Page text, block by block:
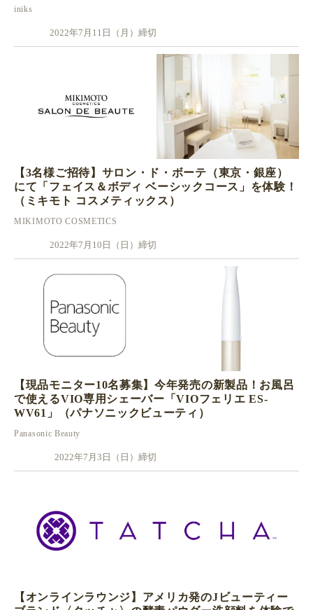
iniks
2022年7月11日（月）締切
【3名様ご招待】サロン・ド・ボーテ（東京・銀座）
にて「フェイス＆ボディ ベーシックコース」を体験！
（ミキモト コスメティックス）
MIKIMOTO COSMETICS
2022年7月10日（日）締切
【現品モニター10名募集】今年発売の新製品！お風呂
で使えるVIO専用シェーバー「VIOフェリエ ES-
WV61」（パナソニックビューティ）
Panasonic Beauty
2022年7月3日（日）締切
【オンラインラウンジ】アメリカ発のJビューティー